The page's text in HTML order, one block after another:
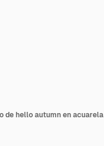
de hello autumn en acuarela